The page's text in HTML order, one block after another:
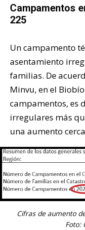
Campamentos
225
Un campamento
asentamiento
familias. De
Minvu, en el
campamentos, es
irregulares más
una aumento
Cifras de aumento
Foto: